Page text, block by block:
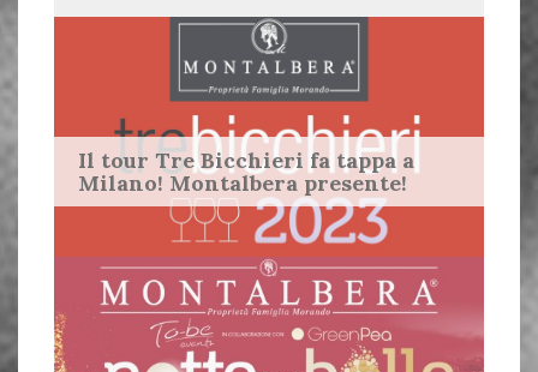
Il tour Tre Bicchieri fa tappa a
Milano! Montalbera presente!